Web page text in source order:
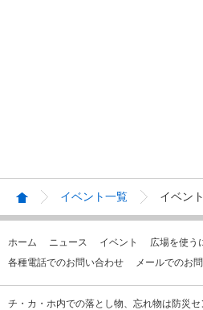
イベント一覧 イベン
ホーム ニュース イベント 広場を使う
各種電話でのお問い合わせ
メールでのお
チ・カ・ホ内での落とし物、忘れ物は防災